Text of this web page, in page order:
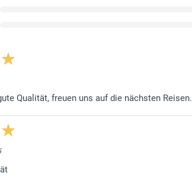
Qualität, freuen uns auf die nächsten Reisen.